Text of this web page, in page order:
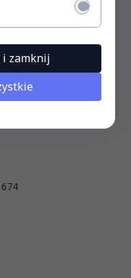
tylko w odpowiednich
zamknij